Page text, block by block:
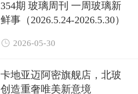
354期 玻璃周刊 一周玻璃新
鲜事（2026.5.24-2026.5.30）
 2026-05-30
卡地亚迈阿密旗舰店，北玻
创造重奢唯美新意境